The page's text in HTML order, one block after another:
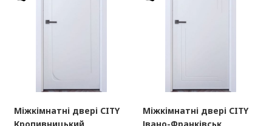
Міжкімнатні двері CITY
Міжкімнатні двері CITY